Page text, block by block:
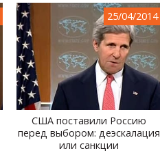
25/04/2014
США поставили Россию
перед выбором: деэскалация
или санкции